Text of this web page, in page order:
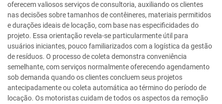
oferecem valiosos serviços de consultoria, auxiliando os clientes
nas decisões sobre tamanhos de contêineres, materiais permitidos
e durações ideais de locação, com base nas especificidades do
projeto. Essa orientação revela-se particularmente útil para
usuários iniciantes, pouco familiarizados com a logística da gestão
de resíduos. O processo de coleta demonstra conveniência
semelhante, com serviços normalmente oferecendo agendamento
sob demanda quando os clientes concluem seus projetos
antecipadamente ou coleta automática ao término do período de
locação. Os motoristas cuidam de todos os aspectos da remoção